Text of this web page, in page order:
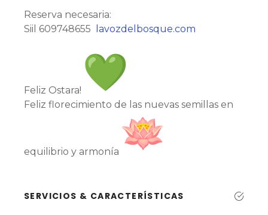
Reserva necesaria:
Siil 609748655
lavozdelbosque.com
Feliz Ostara!
Feliz florecimiento de las nuevas semillas en
equilibrio y armonía
SERVICIOS & CARACTERÍSTICAS